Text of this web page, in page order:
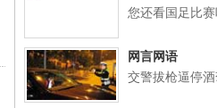
您还看国足比赛
网言网语
交警拔枪逼停